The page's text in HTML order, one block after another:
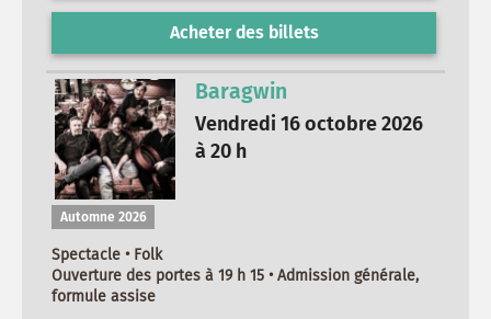
Acheter des billets
Baragwin
Vendredi 16 octobre 2026
à 20 h
Automne 2026
Spectacle • Folk
Ouverture des portes à 19 h 15 • Admission générale,
formule assise